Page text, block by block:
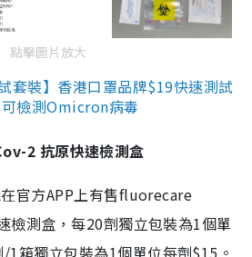
點擊圖片放大
套裝】香港口罩品牌$19快速測試
檢測Omicron病毒
2 抗原快速檢測盒
官方APP上有售fluorecare
檢測盒，每20劑獨立包裝為1個單
箱獨立包裝為1個單位每劑$15。